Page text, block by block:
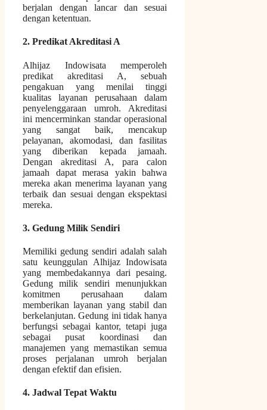
berjalan dengan lancar dan sesuai
dengan ketentuan.
2. Predikat Akreditasi A
Alhijaz Indowisata memperoleh
predikat akreditasi A, sebuah
pengakuan yang menilai tinggi
kualitas layanan perusahaan dalam
penyelenggaraan umroh. Akreditasi
ini mencerminkan standar operasional
yang sangat baik, mencakup
pelayanan, akomodasi, dan fasilitas
yang diberikan kepada jamaah.
Dengan akreditasi A, para calon
jamaah dapat merasa yakin bahwa
mereka akan menerima layanan yang
terbaik dan sesuai dengan ekspektasi
mereka.
3. Gedung Milik Sendiri
Memiliki gedung sendiri adalah salah
satu keunggulan Alhijaz Indowisata
yang membedakannya dari pesaing.
Gedung milik sendiri menunjukkan
komitmen perusahaan dalam
memberikan layanan yang stabil dan
berkelanjutan. Gedung ini tidak hanya
berfungsi sebagai kantor, tetapi juga
sebagai pusat koordinasi dan
manajemen yang memastikan semua
proses perjalanan umroh berjalan
dengan efektif dan efisien.
4. Jadwal Tepat Waktu